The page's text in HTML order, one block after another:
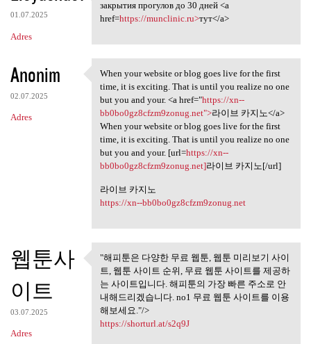
01.07.2025
Adres
закрытия прогулов до 30 дней <a
href=https://munclinic.ru>тут</a>
Anonim
02.07.2025
Adres
When your website or blog
When your website or blog goes live for the first
time, it is exciting. That is until you realize no one
but you and your. <a href="https://xn--
bb0bo0gz8cfzm9zonug.net">라이브 카지노</a>
When your website or blog goes live for the first
time, it is exciting. That is until you realize no one
but you and your. [url=https://xn--
bb0bo0gz8cfzm9zonug.net]라이브 카지노[/url]
라이브 카지노
https://xn--bb0bo0gz8cfzm9zonug.net
웹툰사
이트
03.07.2025
Adres
"해피툰은 다양한 무료 웹툰, 웹툰
미리보기 사이트,
"해피툰은 다양한 무료 웹툰, 웹툰 미리보기 사이
트, 웹툰 사이트 순위, 무료 웹툰 사이트를 제공하
는 사이트입니다. 해피툰의 가장 빠른 주소로 안
내해드리겠습니다. no1 무료 웹툰 사이트를 이용
해보세요."/>
https://shorturl.at/s2q9J